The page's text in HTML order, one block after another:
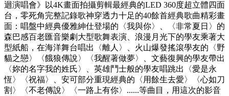
迴演唱會》以4K畫面拍攝剪輯最經典的LED 360度超立體四面
台，零死角完整記錄歌神穿透力十足的40餘首經典歌曲精彩畫
面：唱盤中經典優雅紳仕登場的〈我與你〉、〈非常夏日〉的
森巴感百老匯音樂劇大型歌舞表演、浪漫月光下的學友乘著大
型紙船，在海洋舞台唱出〈離人〉、火山爆發搖滾學友的〈野
貓之戀〉〈餓狼傳說〉〈我醒著做夢〉、文藝復興的學友帶出
〈妳的名字我的姓氏〉、英雄鬥士般的學友唱跳出〈愛是永
恆〉〈祝福〉、安可部分重現經典的〈用餘生去愛〉〈心如刀
割〉〈不老傳說〉〈一路上有你〉......等曲目，用這次的影音